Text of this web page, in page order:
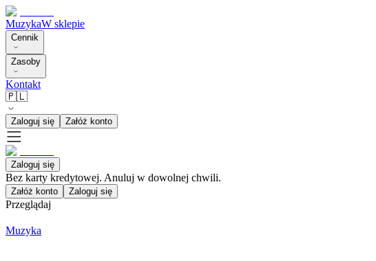
MuzykaW sklepie
Cennik
Zasoby
Kontakt
🇵🇱
Zaloguj się Załóż konto
Zaloguj się
Bez karty kredytowej. Anuluj w dowolnej chwili.
Załóż konto Zaloguj się
Przeglądaj
Muzyka